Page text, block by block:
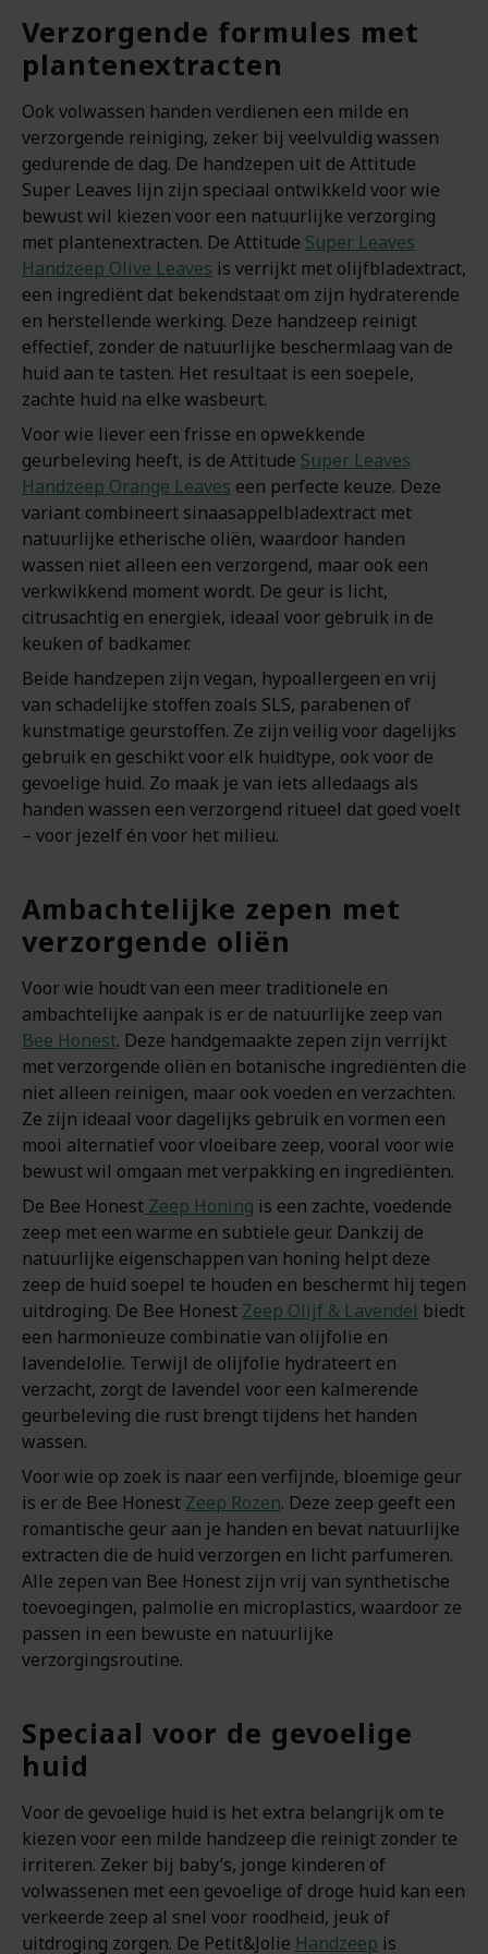
Verzorgende formules met
plantenextracten
Ook volwassen handen verdienen een milde en
verzorgende reiniging, zeker bij veelvuldig wassen
gedurende de dag. De handzepen uit de Attitude
Super Leaves lijn zijn speciaal ontwikkeld voor wie
bewust wil kiezen voor een natuurlijke verzorging
met plantenextracten. De Attitude Super Leaves
Handzeep Olive Leaves is verrijkt met olijfbladextract,
een ingrediënt dat bekendstaat om zijn hydraterende
en herstellende werking. Deze handzeep reinigt
effectief, zonder de natuurlijke beschermlaag van de
huid aan te tasten. Het resultaat is een soepele,
zachte huid na elke wasbeurt.
Voor wie liever een frisse en opwekkende
geurbeleving heeft, is de Attitude Super Leaves
Handzeep Orange Leaves een perfecte keuze. Deze
variant combineert sinaasappelbladextract met
natuurlijke etherische oliën, waardoor handen
wassen niet alleen een verzorgend, maar ook een
verkwikkend moment wordt. De geur is licht,
citrusachtig en energiek, ideaal voor gebruik in de
keuken of badkamer.
Beide handzepen zijn vegan, hypoallergeen en vrij
van schadelijke stoffen zoals SLS, parabenen of
kunstmatige geurstoffen. Ze zijn veilig voor dagelijks
gebruik en geschikt voor elk huidtype, ook voor de
gevoelige huid. Zo maak je van iets alledaags als
handen wassen een verzorgend ritueel dat goed voelt
– voor jezelf én voor het milieu.
Ambachtelijke zepen met
verzorgende oliën
Voor wie houdt van een meer traditionele en
ambachtelijke aanpak is er de natuurlijke zeep van
Bee Honest. Deze handgemaakte zepen zijn verrijkt
met verzorgende oliën en botanische ingrediënten die
niet alleen reinigen, maar ook voeden en verzachten.
Ze zijn ideaal voor dagelijks gebruik en vormen een
mooi alternatief voor vloeibare zeep, vooral voor wie
bewust wil omgaan met verpakking en ingrediënten.
De Bee Honest Zeep Honing is een zachte, voedende
zeep met een warme en subtiele geur. Dankzij de
natuurlijke eigenschappen van honing helpt deze
zeep de huid soepel te houden en beschermt hij tegen
uitdroging. De Bee Honest Zeep Olijf & Lavendel biedt
een harmonieuze combinatie van olijfolie en
lavendelolie. Terwijl de olijfolie hydrateert en
verzacht, zorgt de lavendel voor een kalmerende
geurbeleving die rust brengt tijdens het handen
wassen.
Voor wie op zoek is naar een verfijnde, bloemige geur
is er de Bee Honest Zeep Rozen. Deze zeep geeft een
romantische geur aan je handen en bevat natuurlijke
extracten die de huid verzorgen en licht parfumeren.
Alle zepen van Bee Honest zijn vrij van synthetische
toevoegingen, palmolie en microplastics, waardoor ze
passen in een bewuste en natuurlijke
verzorgingsroutine.
Speciaal voor de gevoelige
huid
Voor de gevoelige huid is het extra belangrijk om te
kiezen voor een milde handzeep die reinigt zonder te
irriteren. Zeker bij baby’s, jonge kinderen of
volwassenen met een gevoelige of droge huid kan een
verkeerde zeep al snel voor roodheid, jeuk of
uitdroging zorgen. De Petit&Jolie Handzeep is